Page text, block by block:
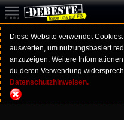
Diese Website verwendet
auswerten, um nutzungsbasiert
anzuzeigen. Weitere
du deren Verwendung
Datenschutzhinweisen.